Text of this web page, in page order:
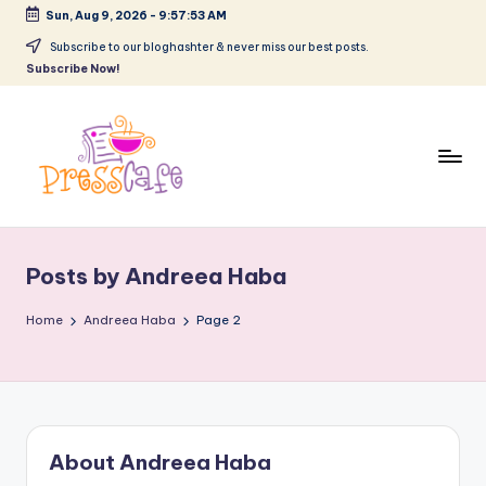
Skip
Sun, Aug 9, 2026 - 9:57:54 AM
Subscribe to our bloghashter & never miss our best posts.
Subscribe Now!
e
s
a
urbane
Posts by Andreea Haba
Home Andreea Haba Page 2
About Andreea Haba